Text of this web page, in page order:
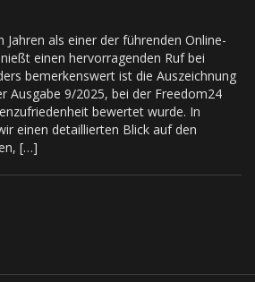
als einer der führenden Online-
einen hervorragenden Ruf bei
bemerkenswert ist die Auszeichnung
Ausgabe 9/2025, bei der Freedom24
bewertet wurde. In
einen detaillierten Blick auf den
[…]